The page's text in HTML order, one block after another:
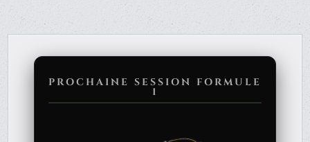
PROCHAINE SESSION FORMULE
1